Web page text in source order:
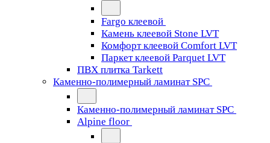
Fargo клеевой
Камень клеевой Stone LVT
Комфорт клеевой Comfort LVT
Паркет клеевой Parquet LVT
ПВХ плитка Tarkett
Каменно-полимерный ламинат SPC
Каменно-полимерный ламинат SPC
Alpine floor